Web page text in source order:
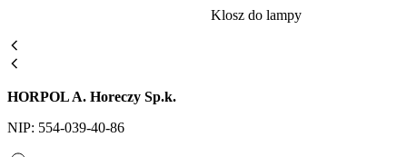
Klosz do lampy
HORPOL A. Horeczy Sp.k.
NIP: 554-039-40-86